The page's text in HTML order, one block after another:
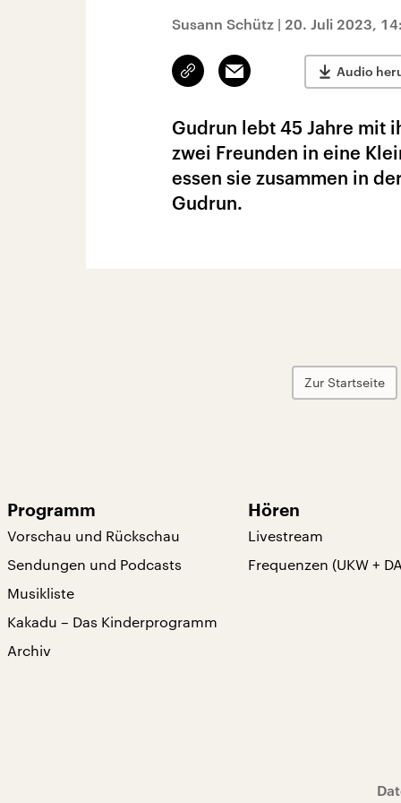
Susann Schütz | 20. Juli 2023,
Link
kopieren/teilen
Email Audio
Gudrun lebt 45 Jahre mit
zwei Freunden in eine
essen sie zusammen in
Gudrun.
Zur Startseite
Programm
Vorschau und Rückschau
Sendungen und Podcasts
Musikliste
Kakadu – Das Kinderprogramm
Archiv
Hören
Livestream
Frequenzen (UKW +